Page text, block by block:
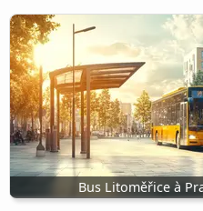
Bus Litoměřice à